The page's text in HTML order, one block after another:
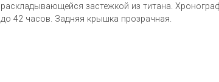
раскладывающейся застежкой из титана.
до 42 часов. Задняя крышка прозрачная.